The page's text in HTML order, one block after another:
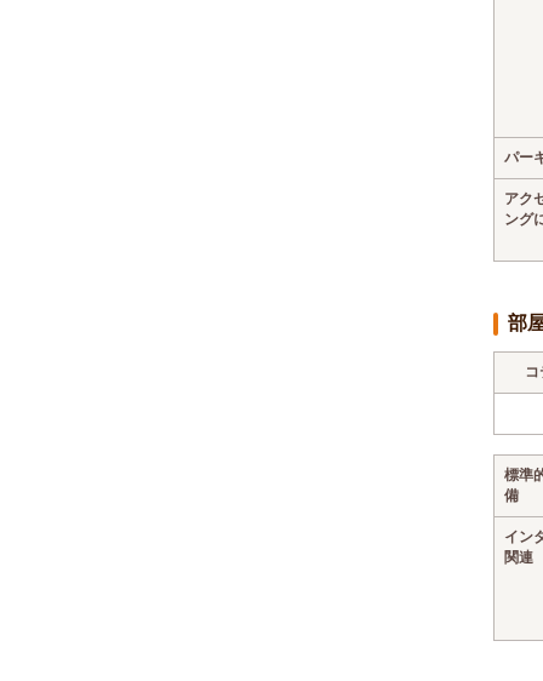
パー
アク
ング
部
標準
備
イン
関連